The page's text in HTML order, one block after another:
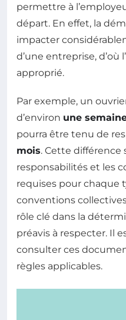
permettre à
départ. En effet, la
impacter
d’une entreprise, d’où
approprié.
Par exemple, un
d’environ une
pourra être tenu de
mois. Cette différence
responsabilités et les
requises pour chaque
conventions
rôle clé dans la
préavis à respecter. Il
consulter ces
règles applicables.